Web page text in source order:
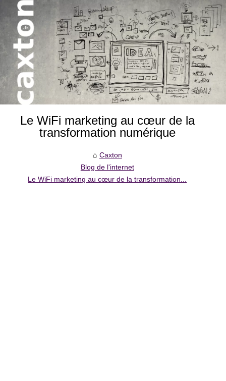
Le WiFi marketing au cœur de la
transformation numérique
Caxton
Blog de l'internet
Le WiFi marketing au cœur de la transformation...